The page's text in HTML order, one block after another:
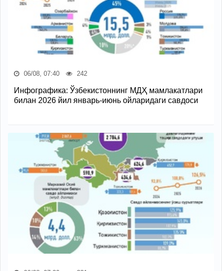
06/08, 07:40 242
Инфографика: Ўзбекистоннинг МДҲ мамлакатлари
билан 2026 йил январь-июнь ойларидаги савдоси